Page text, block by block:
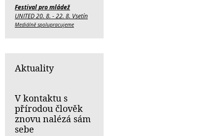
Festival pro mládež
UNITED 20. 8. - 22. 8. Vsetín
Mediálně spolupracujeme
Aktuality
V kontaktu s
přírodou člověk
znovu nalézá sám
sebe